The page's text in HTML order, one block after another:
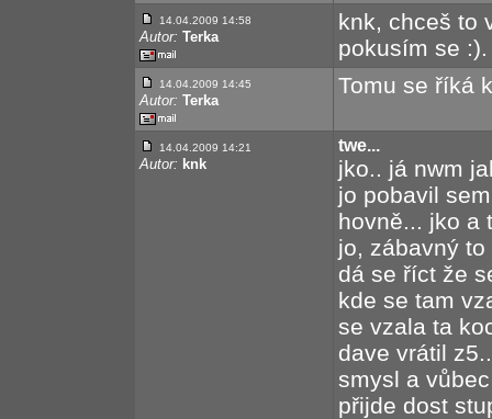
14.04.2009 14:58
Autor: Terka
knk, chceš to
pokusím se :).
14.04.2009 14:45
Autor: Terka
Tomu se říká
14.04.2009 14:21
Autor: knk
twe...
jko.. já nwm
jo pobavil
hovně... jko a
jo, zábavný
dá se říct že
kde se tam
se vzala ta
dave vrátil
smysl a
přijde dost